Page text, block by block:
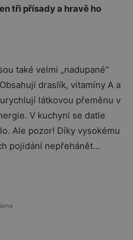
tři přísady a hravě ho
také velmi „nadupané“
draslík, vitamíny A a
látkovou přeměnu v
V kuchyni se datle
Ale pozor! Díky vysokému
pojídání nepřehánět…